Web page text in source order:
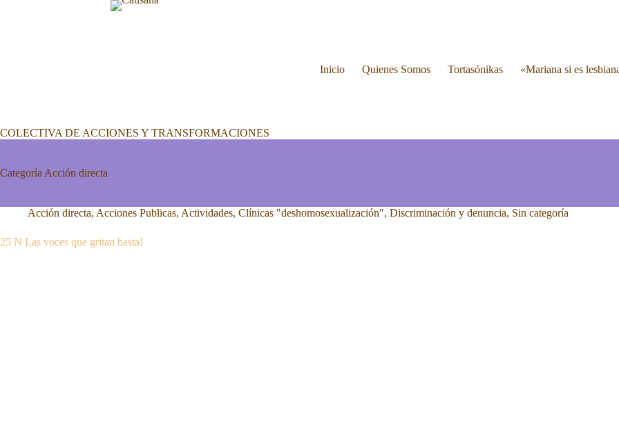
COLECTIVA DE ACCIONES Y TRANSFORMACIONES
Inicio Quienes Somos Tortasónikas «Mariana si es
Categoría Acción directa
Acción directa, Acciones Publicas, Actividades, Clínicas "deshomosexualización", Discriminación y denuncia, Sin categoría
25 N Las voces que gritan basta!